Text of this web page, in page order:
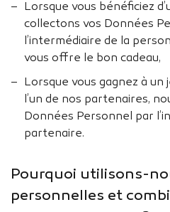
Lorsque vous bénéficiez
collectons vos Données
l’intermédiaire de la
vous offre le bon cadeau,
Lorsque vous gagnez à
l’un de nos partenaires,
Données Personnel par
partenaire.
Pourquoi utilisons-
personnelles et